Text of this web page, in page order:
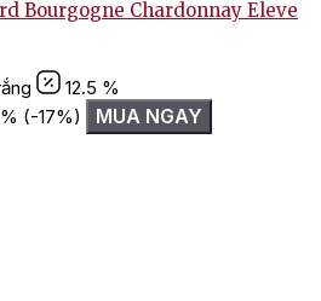
Bourgogne Chardonnay Eleve
12.5 %
(-17%) MUA NGAY